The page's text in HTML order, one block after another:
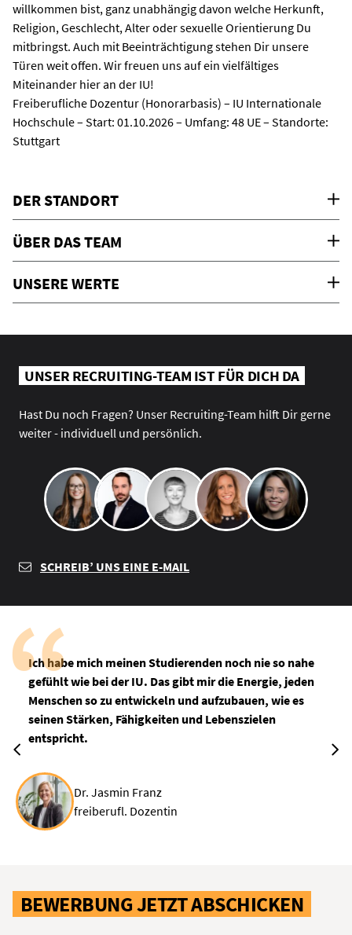
willkommen bist, ganz unabhängig davon welche Herkunft,
Religion, Geschlecht, Alter oder sexuelle Orientierung Du
mitbringst. Auch mit Beeinträchtigung stehen Dir unsere
Türen weit offen. Wir freuen uns auf ein vielfältiges
Miteinander hier an der IU!
Freiberufliche Dozentur (Honorarbasis) – IU Internationale
Hochschule – Start: 01.10.2026 – Umfang: 48 UE – Standorte:
Stuttgart
UNSER RECRUITING-TEAM IST FÜR DICH DA
Hast Du noch Fragen? Unser Recruiting-Team hilft Dir gerne
weiter - individuell und persönlich.
SCHREIB’ UNS EINE E-MAIL
Ich habe mich meinen Studierenden noch nie so nahe
gefühlt wie bei der IU. Das gibt mir die Energie, jeden
Menschen so zu entwickeln und aufzubauen, wie es
seinen Stärken, Fähigkeiten und Lebenszielen
entspricht.
Dr. Jasmin Franz
freiberufl. Dozentin
DER STANDORT
ÜBER DAS TEAM
UNSERE WERTE
BEWERBUNG JETZT ABSCHICKEN